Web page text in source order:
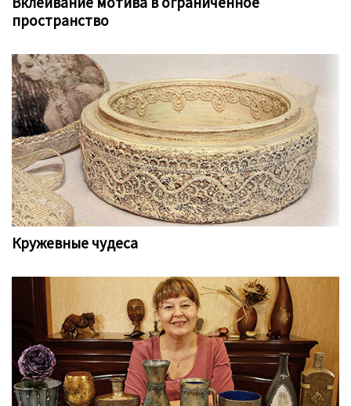
пространство
Кружевные чудеса